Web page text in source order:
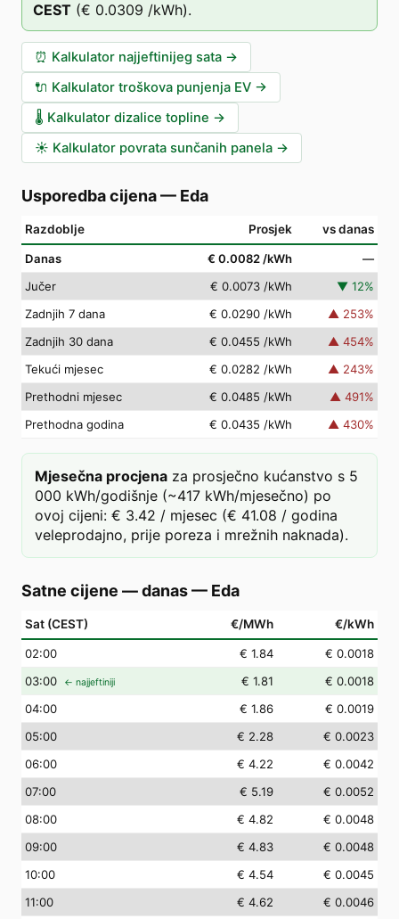
CEST (€ 0.0309 /kWh).
⏰ Kalkulator najjeftinijeg sata →
🔌 Kalkulator troškova punjenja EV →
🌡️ Kalkulator dizalice topline →
☀️ Kalkulator povrata sunčanih panela →
Usporedba cijena— Eda
Razdoblje Prosjek vs danas
Danas € 0.0082 /kWh
—
Jučer
€ 0.0073 /kWh ▼ 12%
Zadnjih 7 dana
€ 0.0290 /kWh ▲ 253%
Zadnjih 30 dana
€ 0.0455 /kWh ▲ 454%
Tekući mjesec
€ 0.0282 /kWh ▲ 243%
Prethodni mjesec
€ 0.0485 /kWh ▲ 491%
Prethodna godina
€ 0.0435 /kWh ▲ 430%
Mjesečna procjena za prosječno kućanstvo s 5
000 kWh/godišnje (~417 kWh/mjesečno) po
ovoj cijeni: € 3.42 / mjesec (€ 41.08 / godina
veleprodajno, prije poreza i mrežnih naknada).
Satne cijene — danas— Eda
Sat (CEST) €/MWh €/kWh
02:00 € 1.84
€ 0.0018
03:00 ← najjeftiniji € 1.81
€ 0.0018
04:00 € 1.86
€ 0.0019
05:00 € 2.28
€ 0.0023
06:00 € 4.22
€ 0.0042
07:00 € 5.19
€ 0.0052
08:00 € 4.82
€ 0.0048
09:00 € 4.83
€ 0.0048
10:00 € 4.54
€ 0.0045
11:00 € 4.62
€ 0.0046